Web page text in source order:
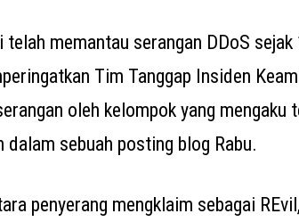
telah memantau serangan DDoS
Tim Tanggap Insiden
oleh kelompok yang mengaku
dalam sebuah posting blog Rabu.
penyerang mengklaim sebagai